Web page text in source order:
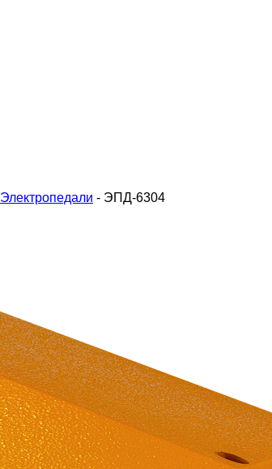
Электропедали - ЭПД-6304